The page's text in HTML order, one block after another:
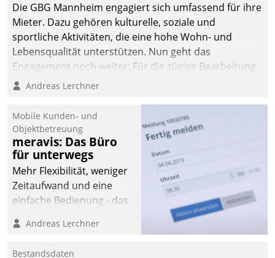
Die GBG Mannheim engagiert sich umfassend für ihre
Mieter. Dazu gehören kulturelle, soziale und
sportliche Aktivitäten, die eine hohe Wohn- und
Lebensqualität unterstützen. Nun geht das
Engagement noch weiter: Für die zügige Bearbeitung
von Beschwerden – oder Lob – richtet das
und Beschwerde-Management einen eigenen Kanal
ein.
Andreas Lerchner
Mobile Kunden- und
Objektbetreuung
meravis: Das Büro
für unterwegs
Mehr Flexibilität, weniger
Zeitaufwand und eine
einfache Bedienung - das
Cockpit für mobile
Andreas Lerchner
Bestandsdaten